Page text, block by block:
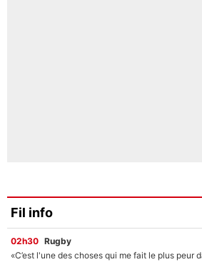
Fil info
02h30 Rugby